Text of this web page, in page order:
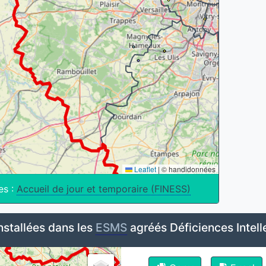
Leaflet | © handidonnées
: Accueil de jour et temporaire (FINESS)
dans les ESMS agréés Déficiences